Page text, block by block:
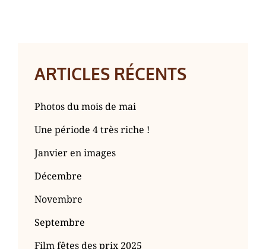
ARTICLES RÉCENTS
Photos du mois de mai
Une période 4 très riche !
Janvier en images
Décembre
Novembre
Septembre
Film fêtes des prix 2025